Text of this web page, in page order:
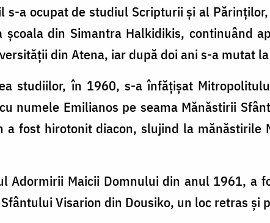
s-a ocupat de studiul Scripturii şi al
din Simantra Halkidikis, continuând
din Atena, iar după doi ani s-a mutat
studiilor, în 1960, s-a înfăţişat
numele Emilianos pe seama Mănăstirii
a fost hirotonit diacon, slujind la mănăstirile
Adormirii Maicii Domnului din anul 1961, a
Visarion din Dousiko, un loc retras şi